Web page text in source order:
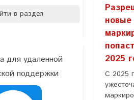
в раздел
для удаленной
поддержки
новые
2025
С 2025